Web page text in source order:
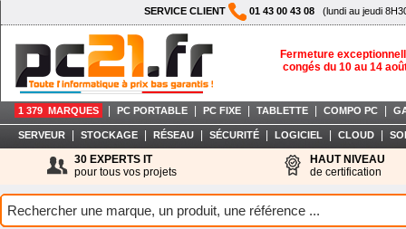
SERVICE CLIENT 01 43 00 43 08 (lundi au jeudi
Fermeture
congés du 10 au 14
1 379 MARQUES PC PORTABLE PC FIXE TABLETTE COMPO PC
SERVEUR STOCKAGE RÉSEAU SÉCURITÉ LOGICIEL CLOUD
30 EXPERTS IT
pour tous vos projets
HAUT NIVEAU
de certification